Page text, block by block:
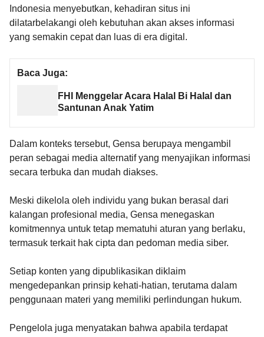
Indonesia menyebutkan, kehadiran situs ini
dilatarbelakangi oleh kebutuhan akan akses informasi
yang semakin cepat dan luas di era digital.
Baca Juga:
FHI Menggelar Acara Halal Bi Halal dan
Santunan Anak Yatim
Dalam konteks tersebut, Gensa berupaya mengambil
peran sebagai media alternatif yang menyajikan informasi
secara terbuka dan mudah diakses.
Meski dikelola oleh individu yang bukan berasal dari
kalangan profesional media, Gensa menegaskan
komitmennya untuk tetap mematuhi aturan yang berlaku,
termasuk terkait hak cipta dan pedoman media siber.
Setiap konten yang dipublikasikan diklaim
mengedepankan prinsip kehati-hatian, terutama dalam
penggunaan materi yang memiliki perlindungan hukum.
Pengelola juga menyatakan bahwa apabila terdapat